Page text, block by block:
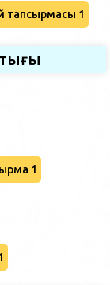
тапсырмасы 1
1